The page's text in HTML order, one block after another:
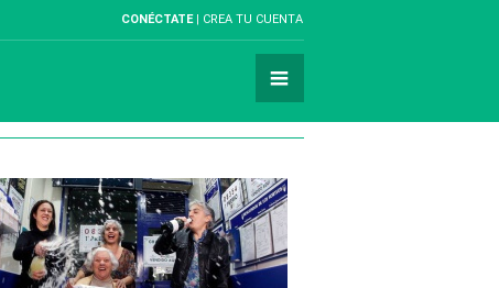
CONÉCTATE CREA TU CUENTA